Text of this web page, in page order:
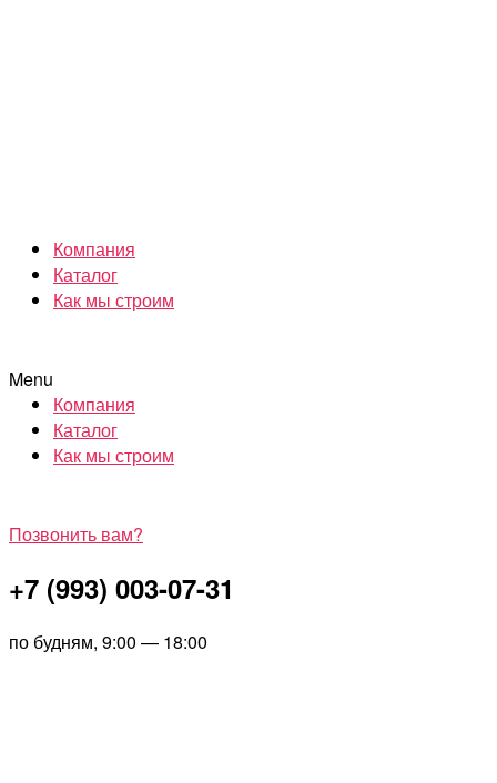
Компания
Каталог
Как мы строим
Menu
Компания
Каталог
Как мы строим
Позвонить вам?
+7 (993) 003-07-31
по будням, 9:00 — 18:00